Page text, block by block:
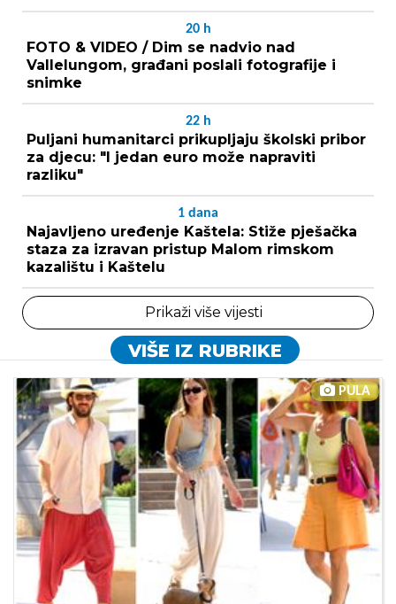
20 h
FOTO & VIDEO / Dim se nadvio nad
Vallelungom, građani poslali fotografije i
snimke
22 h
Puljani humanitarci prikupljaju školski pribor
za djecu: "I jedan euro može napraviti
razliku"
1 dana
Najavljeno uređenje Kaštela: Stiže pješačka
staza za izravan pristup Malom rimskom
kazalištu i Kaštelu
Prikaži više vijesti
VIŠE IZ RUBRIKE
PULA